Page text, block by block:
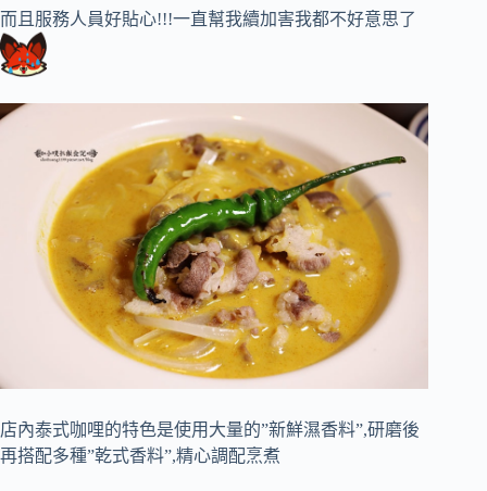
而且服務人員好貼心!!!一直幫我續加害我都不好意思了
店內泰式咖哩的特色是使用大量的”新鮮濕香料”,研磨後
再搭配多種”乾式香料”,精心調配烹煮